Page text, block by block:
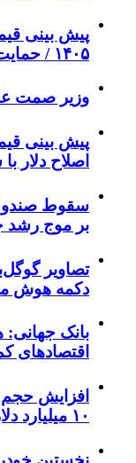
۱۴۰۵ / حمایت اونس از بازار طلا و سکه + جدول
وزیر صمت
اصلاح دلار
سقوط صندوق
بر موج رشد
تصاویر
دکمه هوش
بانک
اقتصادهای
افزایش حجم
۱۰ میلیارد دلار